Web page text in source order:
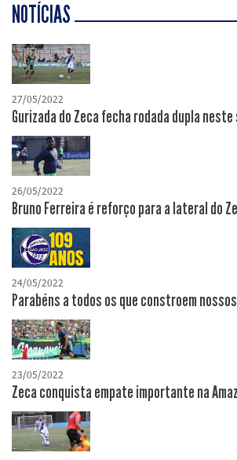
NOTÍCIAS
27/05/2022
Gurizada do Zeca fecha rodada dupla neste
26/05/2022
Bruno Ferreira é reforço para a lateral do
24/05/2022
Parabéns a todos os que constroem
23/05/2022
Zeca conquista empate importante na